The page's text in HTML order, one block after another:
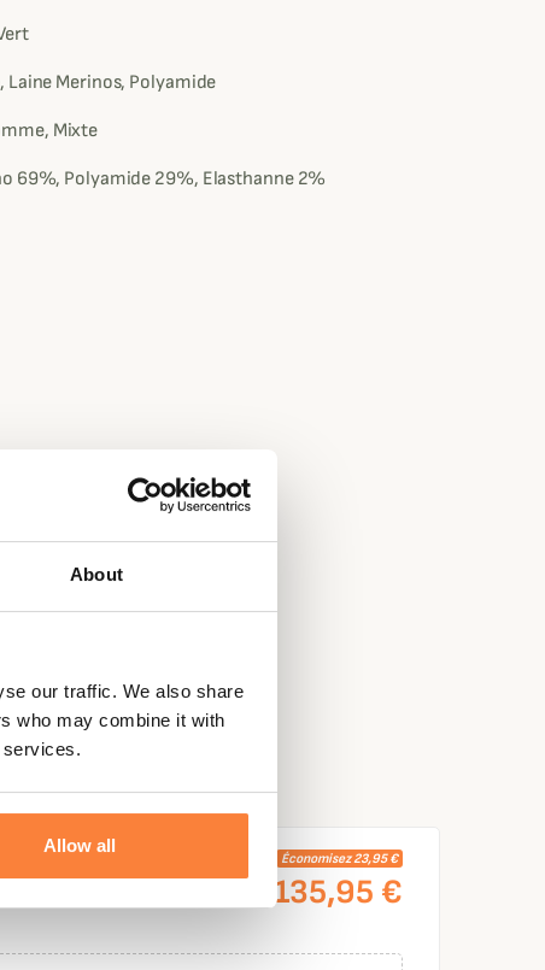
About
our traffic. We also share
who may combine it with
services.
Allow all
Laine Merinos, Polyamide
Mixte
69%, Polyamide 29%, Elasthanne 2%
Économisez 23,95 €
135,95 €